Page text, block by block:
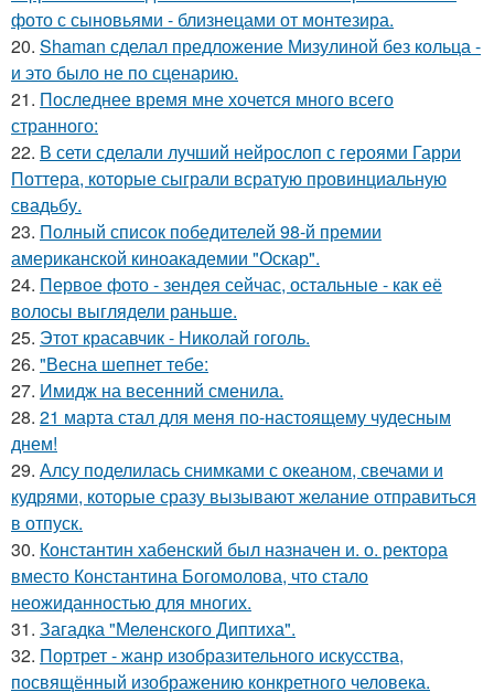
фото с сыновьями - близнецами от монтезира.
20. Shaman сделал предложение Мизулиной без кольца -
и это было не по сценарию.
21. Последнее время мне хочется много всего
странного:
22. В сети сделали лучший нейрослоп с героями Гарри
Поттера, которые сыграли всратую провинциальную
свадьбу.
23. Полный список победителей 98-й премии
американской киноакадемии "Оскар".
24. Первое фото - зендея сейчас, остальные - как её
волосы выглядели раньше.
25. Этот красавчик - Николай гоголь.
26. "Весна шепнет тебе:
27. Имидж на весенний сменила.
28. 21 марта стал для меня по-настоящему чудесным
днем!
29. Алсу поделилась снимками с океаном, свечами и
кудрями, которые сразу вызывают желание отправиться
в отпуск.
30. Константин хабенский был назначен и. о. ректора
вместо Константина Богомолова, что стало
неожиданностью для многих.
31. Загадка "Меленского Диптиха".
32. Портрет - жанр изобразительного искусства,
посвящённый изображению конкретного человека.